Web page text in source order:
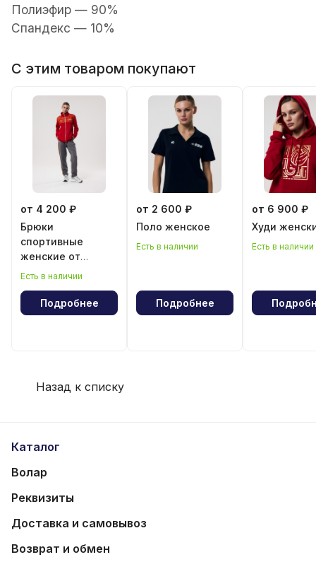
Полиэфир — 90%
Спандекс — 10%
С этим товаром покупают
от 4 200 ₽
Брюки
спортивные
женские от
парадного
Есть в наличии
Подробнее
от 2 600 ₽
Поло женскoe
Есть в наличии
Подробнее
от 6 900 ₽
Худи
Есть в наличии
Назад к списку
Каталог
Волар
Реквизиты
Доставка и самовывоз
Возврат и обмен